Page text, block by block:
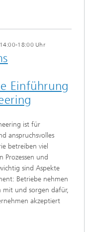
18:00 Uhr
Einführung
ist für
anspruchsvolles
betreiben viel
und
sind Aspekte
Betriebe nehmen
mit und sorgen dafür,
akzeptiert